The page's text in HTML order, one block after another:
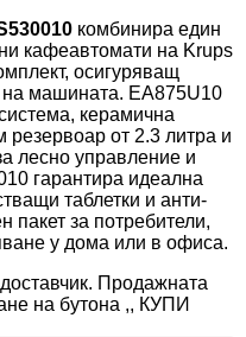
комбинира един
кафеавтомати на Krups
осигуряващ
на машината. EA875U10
керамична
резервоар от 2.3 литра и
лесно управление и
гарантира идеална
таблетки и анти-
пакет за потребители,
у дома или в офиса.
Продажната
на бутона ,, КУПИ